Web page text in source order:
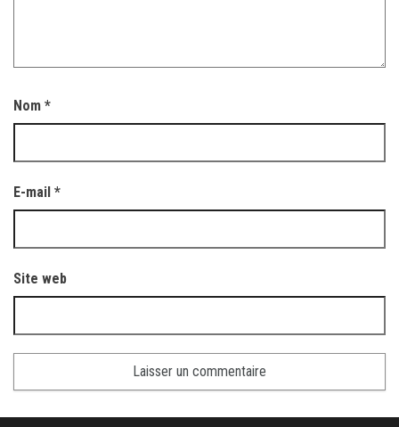
Nom *
E-mail *
Site web